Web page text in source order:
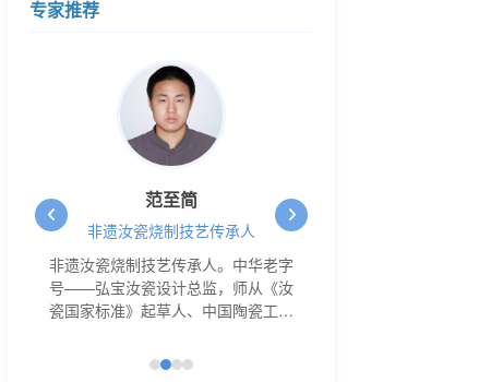
专家推荐
范至简
非遗汝瓷烧制技艺传承人
非遗汝瓷烧制技艺传承人。中华老字
号——弘宝汝瓷设计总监，师从《汝
瓷国家标准》起草人、中国陶瓷工艺
家、中国工美行业艺术大师王振芳，